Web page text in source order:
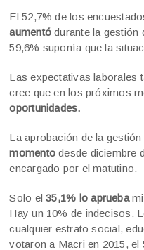
El 52,7% de los
aumentó durante la gestión
59,6% suponía que la
Las expectativas laborales
cree que en los próximos
oportunidades.
La aprobación de la gestión
momento desde diciembre
encargado por el matutino.
Solo el35,1% lo aprueba
Hay un 10% de indecisos.
cualquier estrato social,
votaron a Macri en 2015, el